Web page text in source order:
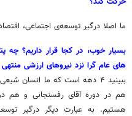
ما اصلا درگیر توسعه‌ی اجتماعی،
بسیار خوب، در کجا قرار داریم؟ چه
های عام گرا نزد نیروهای ارزشی
هم در دوره آقای رفسنجانی و هم
هستیم. به عبارت دیگر درگیر